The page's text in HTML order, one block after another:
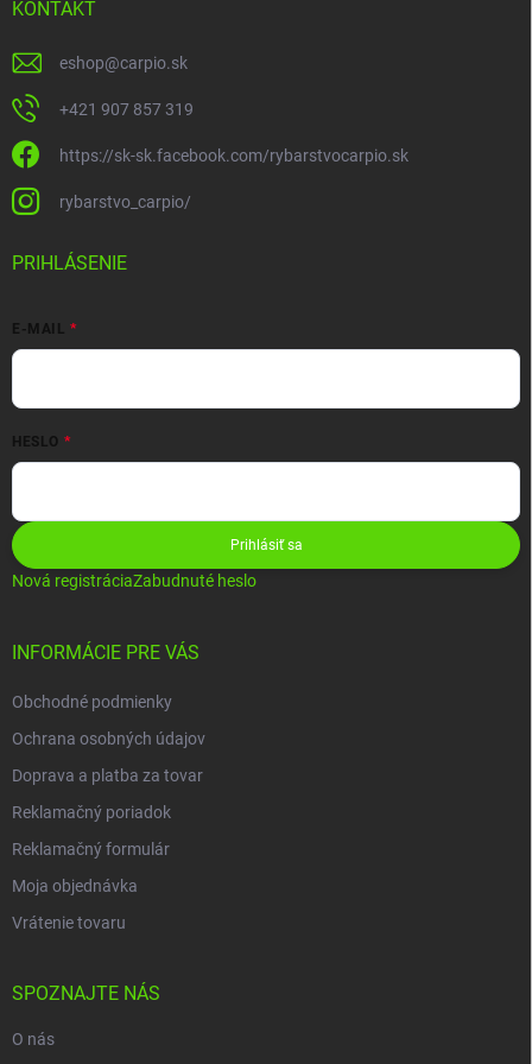
KONTAKT
eshop@carpio.sk
+421 907 857 319
https://sk-sk.facebook.com/rybarstvocarpio.sk
rybarstvo_carpio/
PRIHLÁSENIE
E-MAIL
HESLO
Prihlásiť sa
Nová registráciaZabudnuté heslo
INFORMÁCIE PRE VÁS
Obchodné podmienky
Ochrana osobných údajov
Doprava a platba za tovar
Reklamačný poriadok
Reklamačný formulár
Moja objednávka
Vrátenie tovaru
SPOZNAJTE NÁS
O nás